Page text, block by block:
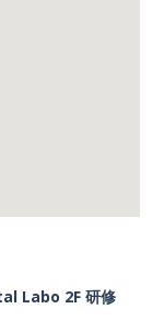
Labo 2F 研修